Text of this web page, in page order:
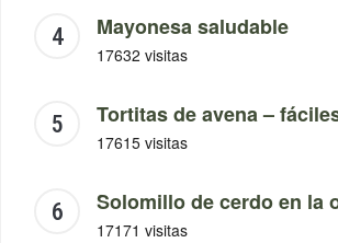
Mayonesa saludable
17632 visitas
Tortitas de avena –
17615 visitas
Solomillo de cerdo en la
17171 visitas